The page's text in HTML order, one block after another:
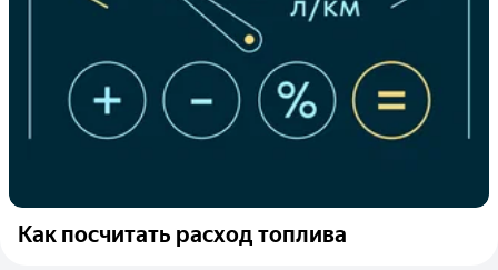
Как посчитать расход топлива